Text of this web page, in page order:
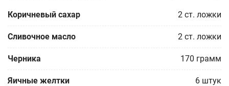
Коричневый сахар 2 ст. ложки
Сливочное масло 2 ст. ложки
Черника 170 грамм
Яичные желтки 6 штук